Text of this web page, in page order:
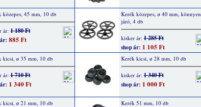
közepes, 45 mm, 10 db
ár: 1 180 Ft
885 Ft
Kerék közepes, ø 40 mm, könnyen
járó, 4 db
kisker ár: 1 285 Ft
shop ár: 1 105 Ft
kicsi, ø 35 mm, 10 db
ár: 1 710 Ft
1 340 Ft
Kerék kicsi, ø 28 mm, 10 db
kisker ár: 1 340 Ft
shop ár: 1 000 Ft
kicsi, ø 21 mm, 10 db Kerék 51 mm, 10 db